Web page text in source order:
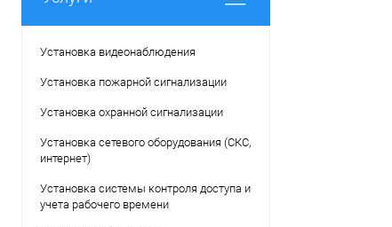
Установка видеонаблюдения
Установка пожарной сигнализации
Установка охранной сигнализации
Установка сетевого оборудования (СКС,
интернет)
Установка системы контроля доступа и
учета рабочего времени